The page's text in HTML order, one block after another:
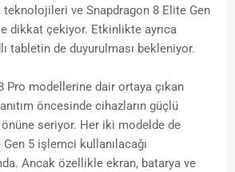
ve Snapdragon 8 Elite Gen
dikkat çekiyor. Etkinlikte ayrıca
tabletin de duyurulması bekleniyor.
Pro modellerine dair ortaya çıkan
öncesinde cihazların güçlü
seriyor. Her iki modelde de
5 işlemci kullanılacağı
Ancak özellikle ekran, batarya ve